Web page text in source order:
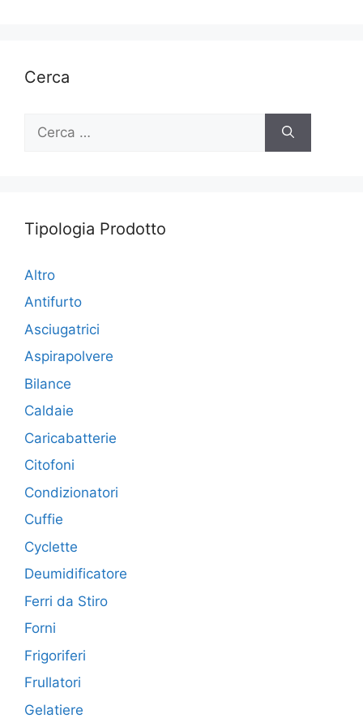
Cerca
per:
Tipologia Prodotto
Altro
Antifurto
Asciugatrici
Aspirapolvere
Bilance
Caldaie
Caricabatterie
Citofoni
Condizionatori
Cuffie
Cyclette
Deumidificatore
Ferri da Stiro
Forni
Frigoriferi
Frullatori
Gelatiere